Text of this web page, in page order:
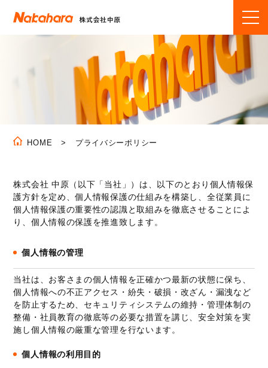
HOME プライバシーポリシー
株式会社 中原（以下「当社」）は、以下のとおり個人情報保
護方針を定め、個人情報保護の仕組みを構築し、全従業員に
個人情報保護の重要性の認識と取組みを徹底させることによ
り、個人情報の保護を推進致します。
個人情報の管理
当社は、お客さまの個人情報を正確かつ最新の状態に保ち、
個人情報への不正アクセス・紛失・破損・改ざん・漏洩など
を防止するため、セキュリティシステムの維持・管理体制の
整備・社員教育の徹底等の必要な措置を講じ、安全対策を実
施し個人情報の厳重な管理を行ないます。
個人情報の利用目的